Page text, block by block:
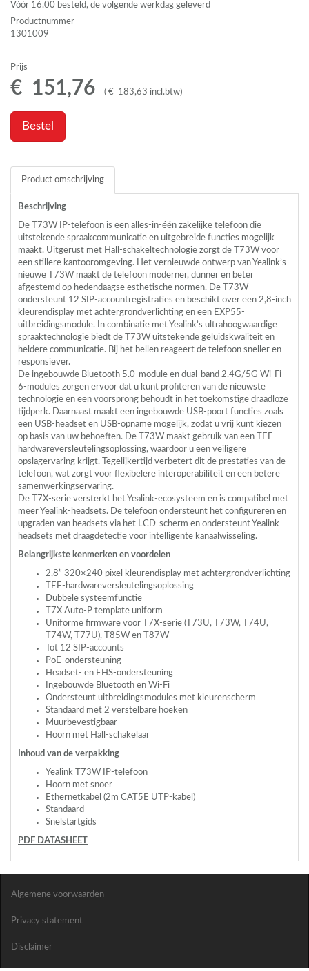
Vóór 16.00 besteld, de volgende werkdag geleverd
Productnummer
1301009
Prijs
€ 151,76 ( € 183,63 incl.btw)
Bestel
Product omschrijving
Beschrijving
De T73W IP-telefoon is een alles-in-één zakelijke telefoon die
uitstekende spraakcommunicatie en uitgebreide functies mogelijk
maakt. Uitgerust met Hall-schakeltechnologie zorgt de T73W voor
een stillere kantooromgeving. Het vernieuwde ontwerp van Yealink’s
nieuwe T73W maakt de telefoon moderner, dunner en beter
afgestemd op hedendaagse esthetische normen. De T73W
ondersteunt 12 SIP-accountregistraties en beschikt over een 2,8-inch
kleurendisplay met achtergrondverlichting en een EXP55-
uitbreidingsmodule. In combinatie met Yealink’s ultrahoogwaardige
spraaktechnologie biedt de T73W uitstekende geluidskwaliteit en
heldere communicatie. Bij het bellen reageert de telefoon sneller en
responsiever.
De ingebouwde Bluetooth 5.0-module en dual-band 2.4G/5G Wi-Fi
6-modules zorgen ervoor dat u kunt profiteren van de nieuwste
technologie en een voorsprong behoudt in het toekomstige draadloze
tijdperk. Daarnaast maakt een ingebouwde USB-poort functies zoals
een USB-headset en USB-opname mogelijk, zodat u vrij kunt kiezen
op basis van uw behoeften. De T73W maakt gebruik van een
TEE-
hardwareversleutelingsoplossing, waardoor u een veiligere
opslagervaring krijgt. Tegelijkertijd verbetert dit de prestaties van de
telefoon, wat zorgt voor flexibelere interoperabiliteit en een betere
samenwerkingservaring.
De T7X-serie versterkt het Yealink-ecosysteem en is compatibel met
meer Yealink-headsets. De telefoon ondersteunt het configureren en
upgraden van headsets via het LCD-scherm en ondersteunt Yealink-
headsets met draagdetectie voor intelligente kanaalwisseling.
Belangrijkste kenmerken en voordelen
2,8” 320×240 pixel kleurendisplay met achtergrondverlichting
TEE-hardwareversleutelingsoplossing
Dubbele systeemfunctie
T7X Auto-P template uniform
Uniforme firmware voor T7X-serie (T73U, T73W, T74U,
T74W, T77U), T85W en T87W
Tot 12 SIP-accounts
PoE-ondersteuning
Headset- en EHS-ondersteuning
Ingebouwde Bluetooth en Wi-Fi
Ondersteunt uitbreidingsmodules met kleurenscherm
Standaard met 2 verstelbare hoeken
Muurbevestigbaar
Hoorn met Hall-schakelaar
Inhoud van de verpakking
Yealink T73W IP-telefoon
Hoorn met snoer
Ethernetkabel (2m CAT5E UTP-kabel)
Standaard
Snelstartgids
PDF DATASHEET
Algemene voorwaarden
Privacy statement
Disclaimer